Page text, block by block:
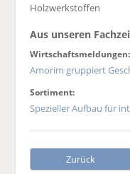
Holzwerkstoffen
Aus unseren
Wirtschaftsmeldungen:
Amorim gruppiert
Sortiment:
Spezieller Aufbau für
Zurück